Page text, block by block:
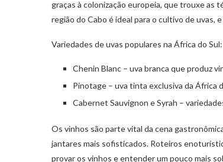
graças à colonização europeia, que trouxe as
região do Cabo é ideal para o cultivo de uvas,
Variedades de uvas populares na África do Sul:
Chenin Blanc – uva branca que produz
Pinotage – uva tinta exclusiva da África
Cabernet Sauvignon e Syrah –
Os vinhos são parte vital da cena
jantares mais sofisticados. Roteiros
provar os vinhos e entender um pouco mais